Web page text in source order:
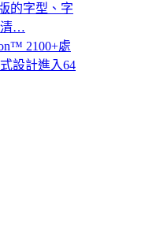
的字型、字
清…
2100+處
設計進入64